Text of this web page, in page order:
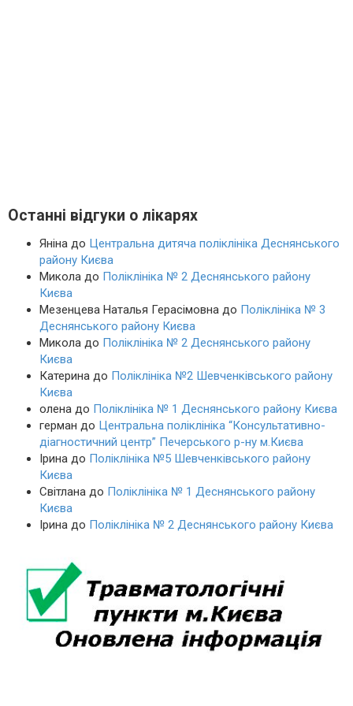
Останні відгуки о лікарях
Яніна до Центральна дитяча поліклініка Деснянського
району Києва
Микола до Поліклініка № 2 Деснянського району
Києва
Мезенцева Наталья Герасімовна до Поліклініка № 3
Деснянського району Києва
Микола до Поліклініка № 2 Деснянського району
Києва
Катерина до Поліклініка №2 Шевченківського району
Києва
олена до Поліклініка № 1 Деснянського району Києва
герман до Центральна поліклініка “Консультативно-
діагностичний центр” Печерського р-ну м.Києва
Ірина до Поліклініка №5 Шевченківського району
Києва
Світлана до Поліклініка № 1 Деснянського району
Києва
Ірина до Поліклініка № 2 Деснянського району Києва